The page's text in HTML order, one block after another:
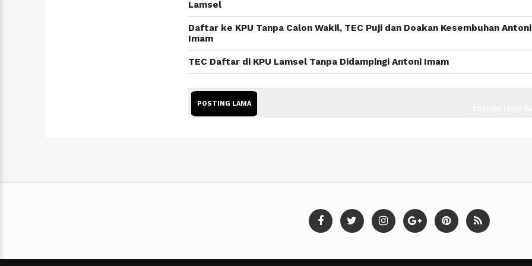
Lamsel
Daftar ke KPU Tanpa Calon Wakil, TEC Puji dan Doakan Kesembuhan Antoni
Imam
TEC Daftar di KPU Lamsel Tanpa Didampingi Antoni Imam
POSTING LAMA